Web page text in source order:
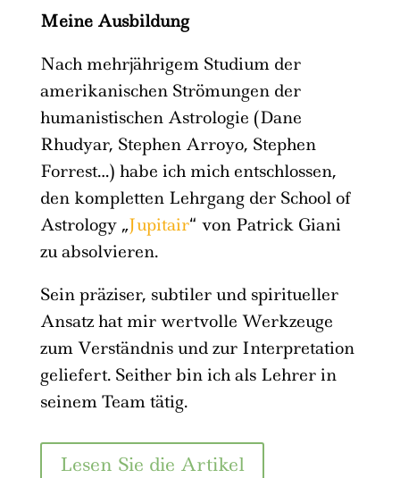
Meine Ausbildung
Nach mehrjährigem Studium der
amerikanischen Strömungen der
humanistischen Astrologie (Dane
Rhudyar, Stephen Arroyo, Stephen
Forrest…) habe ich mich entschlossen,
den kompletten Lehrgang der School of
Astrology „Jupitair“ von Patrick Giani
zu absolvieren.
Sein präziser, subtiler und spiritueller
Ansatz hat mir wertvolle Werkzeuge
zum Verständnis und zur Interpretation
geliefert. Seither bin ich als Lehrer in
seinem Team tätig.
Lesen Sie die Artikel